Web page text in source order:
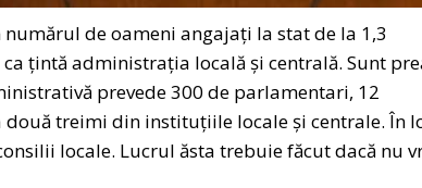
de oameni angajați la stat de la 1,3
țintă administrația locală și centrală. Sunt
prevede 300 de parlamentari, 12
treimi din instituțiile locale și centrale. În
locale. Lucrul ăsta trebuie făcut dacă nu